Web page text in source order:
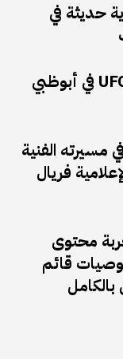
حديثة في
أنكالايف وغوسكوف يشعلان ليلة UFC في أبوظبي
الفنية
فريال
محتوى
قائم